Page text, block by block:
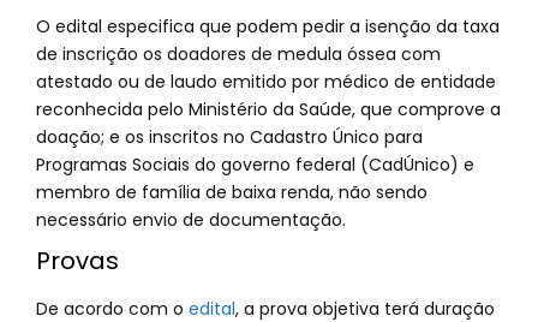
O edital especifica que podem pedir a isenção da taxa
de inscrição os doadores de medula óssea com
atestado ou de laudo emitido por médico de entidade
reconhecida pelo Ministério da Saúde, que comprove a
doação; e os inscritos no Cadastro Único para
Programas Sociais do governo federal (CadÚnico) e
membro de família de baixa renda, não sendo
necessário envio de documentação.
Provas
De acordo com o edital, a prova objetiva terá duração